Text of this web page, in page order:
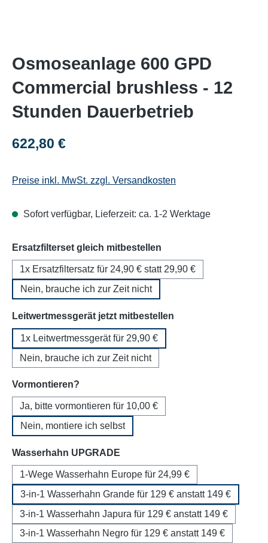
Osmoseanlage 600 GPD
Commercial brushless - 12
Stunden Dauerbetrieb
Regulärer Preis:
622,80 €
Preise inkl. MwSt. zzgl. Versandkosten
Sofort verfügbar, Lieferzeit: ca. 1-2 Werktage
Ersatzfilterset gleich mitbestellen
1x Ersatzfiltersatz für 24,90 € statt 29,90 €
Nein, brauche ich zur Zeit nicht
Leitwertmessgerät jetzt mitbestellen
1x Leitwertmessgerät für 29,90 €
Nein, brauche ich zur Zeit nicht
Vormontieren?
Ja, bitte vormontieren für 10,00 €
Nein, montiere ich selbst
Wasserhahn UPGRADE
1-Wege Wasserhahn Europe für 24,99 €
3-in-1 Wasserhahn Grande für 129 € anstatt 149 €
3-in-1 Wasserhahn Japura für 129 € anstatt 149 €
3-in-1 Wasserhahn Negro für 129 € anstatt 149 €